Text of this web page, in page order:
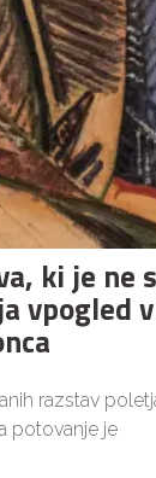
ki je ne
vpogled
razstav
potovanje je